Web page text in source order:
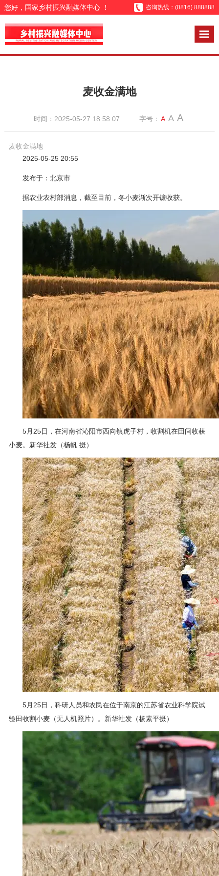
您好，国家乡村振兴融媒体中心 ！ 咨询热线：(0816) 888888
麦收金满地
时间：2025-05-27 18:58:07 字号： A A A
麦收金满地
2025-05-25 20:55
发布于：北京市
据农业农村部消息，截至目前，冬小麦渐次开镰收获。
5月25日，在河南省沁阳市西向镇虎子村，收割机在田间收获
小麦。新华社发（杨帆 摄）
5月25日，科研人员和农民在位于南京的江苏省农业科学院试
验田收割小麦（无人机照片）。新华社发（杨素平摄）